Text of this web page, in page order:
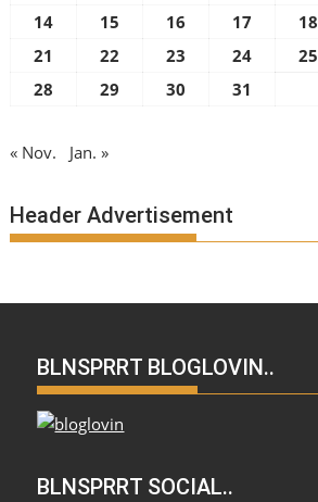
14
15 16 17 18
21
22 23 24 25
28
29 30 31
« Nov. Jan. »
Header Advertisement
BLNSPRRT BLOGLOVIN..
BLNSPRRT SOCIAL..